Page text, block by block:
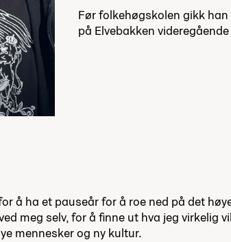
Før folkehøgskolen gikk
på Elvebakken
å ha et pauseår for å roe ned på det
meg selv, for å finne ut hva jeg virkelig
mennesker og ny kultur.